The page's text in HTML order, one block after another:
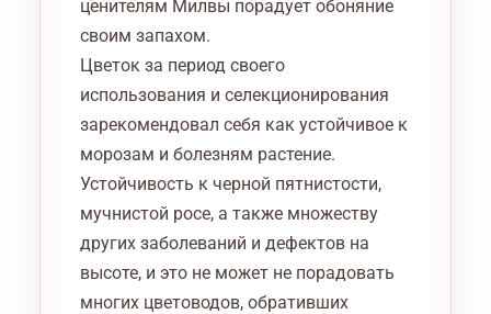
ценителям Милвы порадует обоняние
своим запахом.
Цветок за период своего
использования и селекционирования
зарекомендовал себя как устойчивое к
морозам и болезням растение.
Устойчивость к черной пятнистости,
мучнистой росе, а также множеству
других заболеваний и дефектов на
высоте, и это не может не порадовать
многих цветоводов, обративших